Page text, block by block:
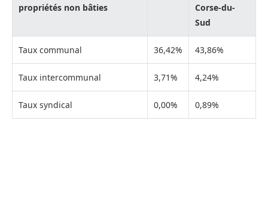
propriétés non bâties
Corse-du-
Sud
Taux communal 36,42% 43,86%
Taux intercommunal 3,71% 4,24%
Taux syndical 0,00% 0,89%